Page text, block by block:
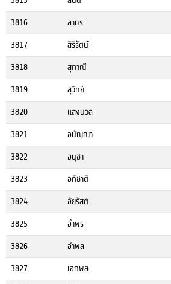
3816
สาทร
3817
สิริรัตน์
3818
สุภาณี
3819
สุวิทย์
3820
แสงนวล
3821
อนัญญา
3822
อนุชา
3823
อภิชาติ
3824
อัยรัสต์
3825
อำพร
3826
อำพล
3827
เอกพล